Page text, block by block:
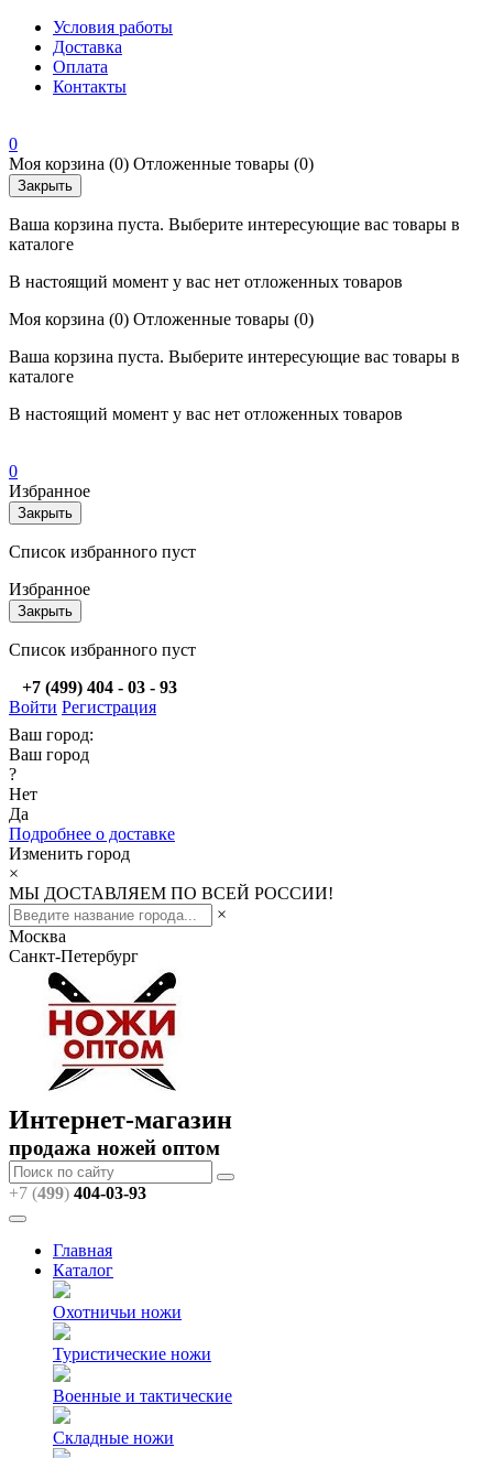
Условия работы
Доставка
Оплата
Контакты
0
Моя корзина (0) Отложенные товары (0)
Закрыть
Ваша корзина пуста. Выберите интересующие вас товары в
каталоге
В настоящий момент у вас нет отложенных товаров
Моя корзина (0) Отложенные товары (0)
Ваша корзина пуста. Выберите интересующие вас товары в
каталоге
В настоящий момент у вас нет отложенных товаров
0
Избранное
Закрыть
Список избранного пуст
Избранное
Закрыть
Список избранного пуст
+7 (499) 404 - 03 - 93
Войти Регистрация
Ваш город:
Ваш город
?
Нет
Да
Подробнее о доставке
Изменить город
×
МЫ ДОСТАВЛЯЕМ ПО ВСЕЙ РОССИИ!
×
Москва
Санкт-Петербург
Интернет-магазин
продажа ножей оптом
+7 (499) 404-03-93
Главная
Каталог
Охотничьи ножи
Туристические ножи
Военные и тактические
Складные ножи